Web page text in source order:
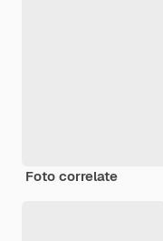
Foto correlate